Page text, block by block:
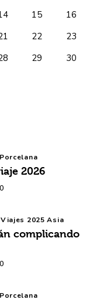
15
16
22
23
29
30
Porcelana
2026
0
Viajes 2025 Asia
complicando
0
Porcelana